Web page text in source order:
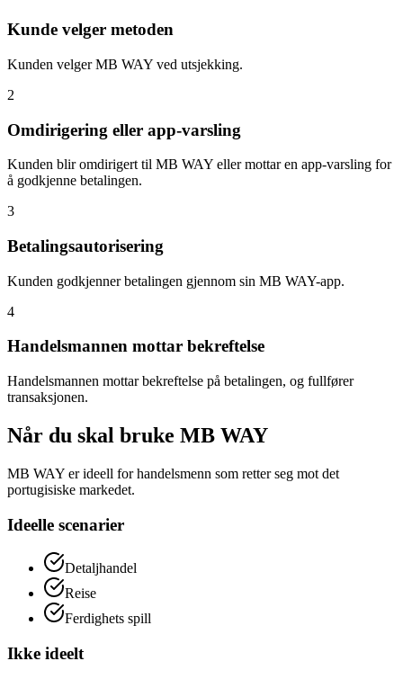
Kunde velger metoden
Kunden velger MB WAY ved utsjekking.
2
Omdirigering eller app-varsling
Kunden blir omdirigert til MB WAY eller mottar en app-varsling for
å godkjenne betalingen.
3
Betalingsautorisering
Kunden godkjenner betalingen gjennom sin MB WAY-app.
4
Handelsmannen mottar bekreftelse
Handelsmannen mottar bekreftelse på betalingen, og fullfører
transaksjonen.
Når du skal bruke MB WAY
MB WAY er ideell for handelsmenn som retter seg mot det
portugisiske markedet.
Ideelle scenarier
Detaljhandel
Reise
Ferdighets spill
Ikke ideelt